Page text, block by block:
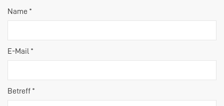
Name *
E-Mail *
Betreff *